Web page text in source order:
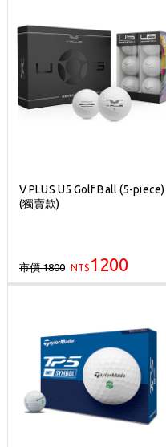
V PLUS U5 Golf Ball (5-piece)
(獨賣款)
市價 1800 NT$ 1200